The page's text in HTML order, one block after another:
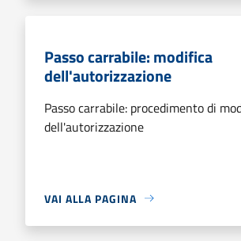
Passo carrabile: modifica
dell'autorizzazione
Passo carrabile: procedimento di
dell'autorizzazione
VAI ALLA PAGINA